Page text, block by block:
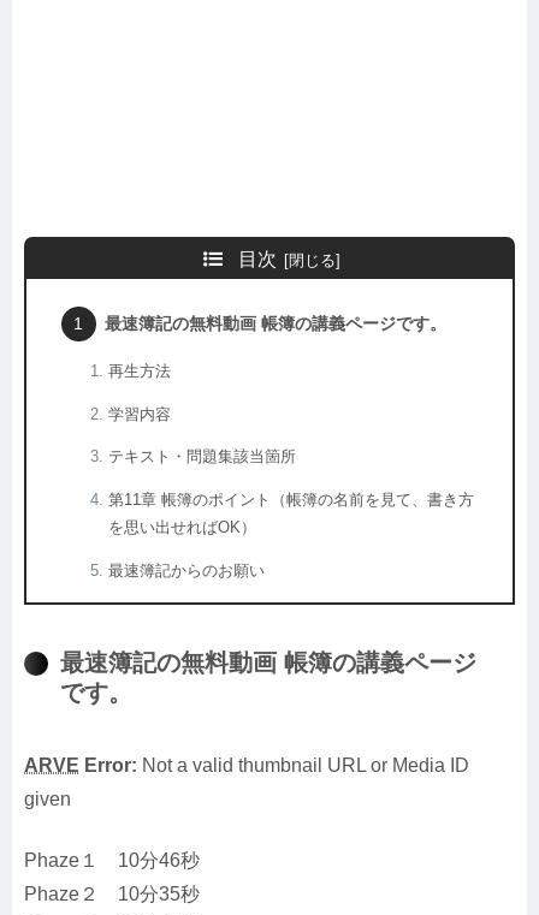
目次
最速簿記の無料動画 帳簿の講義ページです。
再生方法
学習内容
テキスト・問題集該当箇所
第11章 帳簿のポイント（帳簿の名前を見て、書き方
を思い出せればOK）
最速簿記からのお願い
最速簿記の無料動画 帳簿の講義ページ
です。
ARVE Error: Not a valid thumbnail URL or Media ID
given
Phaze１ 10分46秒
Phaze２ 10分35秒